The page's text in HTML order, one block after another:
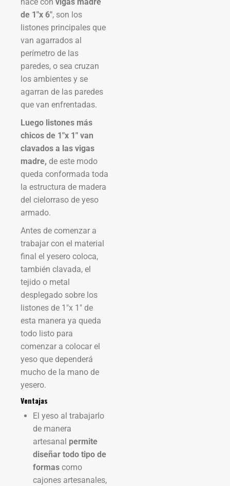
hace con vigas madre
de 1″x 6″, son los
listones principales que
van agarrados al
perímetro de las
paredes, o sea cruzan
los ambientes y se
agarran de las paredes
que van enfrentadas.
Luego listones más
chicos de 1″x 1″ van
clavados a las vigas
madre, de este modo
queda conformada toda
la estructura de madera
del cielorraso de yeso
armado.
Antes de comenzar a
trabajar con el material
final el yesero coloca,
también clavada, el
tejido o metal
desplegado sobre los
listones de 1″x 1″ de
esta manera ya queda
todo listo para
comenzar a colocar el
yeso que dependerá
mucho de la mano de
yesero.
Ventajas
El yeso al trabajarlo
de manera
artesanal permite
diseñar todo tipo de
formas como
cajones artesanales,